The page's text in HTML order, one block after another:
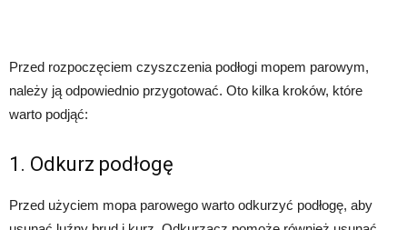
Przed rozpoczęciem czyszczenia podłogi mopem parowym,
należy ją odpowiednio przygotować. Oto kilka kroków, które
warto podjąć:
1. Odkurz podłogę
Przed użyciem mopa parowego warto odkurzyć podłogę, aby